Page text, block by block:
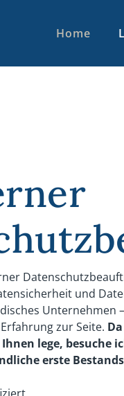
Home
und
Unternehmen
zur Seite.
lege, besuche
erste